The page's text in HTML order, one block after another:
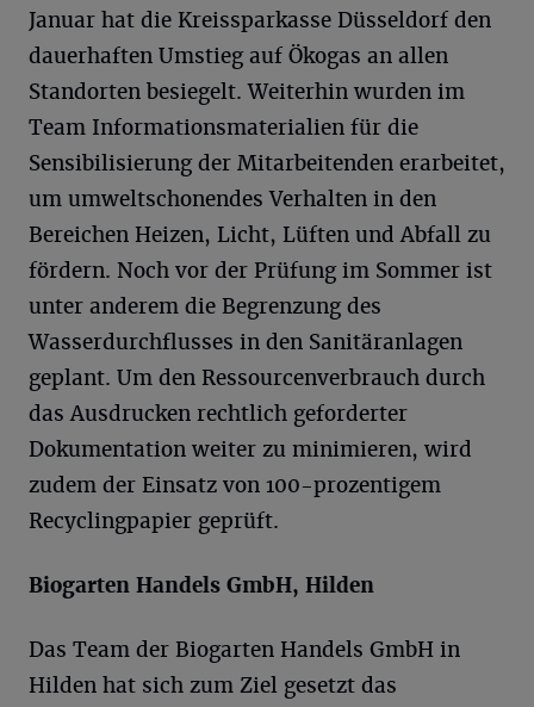
Januar hat die Kreissparkasse Düsseldorf den
dauerhaften Umstieg auf Ökogas an allen
Standorten besiegelt. Weiterhin wurden im
Team Informationsmaterialien für die
Sensibilisierung der Mitarbeitenden erarbeitet,
um umweltschonendes Verhalten in den
Bereichen Heizen, Licht, Lüften und Abfall zu
fördern. Noch vor der Prüfung im Sommer ist
unter anderem die Begrenzung des
Wasserdurchflusses in den Sanitäranlagen
geplant. Um den Ressourcenverbrauch durch
das Ausdrucken rechtlich geforderter
Dokumentation weiter zu minimieren, wird
zudem der Einsatz von 100-prozentigem
Recyclingpapier geprüft.
Biogarten Handels GmbH, Hilden
Das Team der Biogarten Handels GmbH in
Hilden hat sich zum Ziel gesetzt das